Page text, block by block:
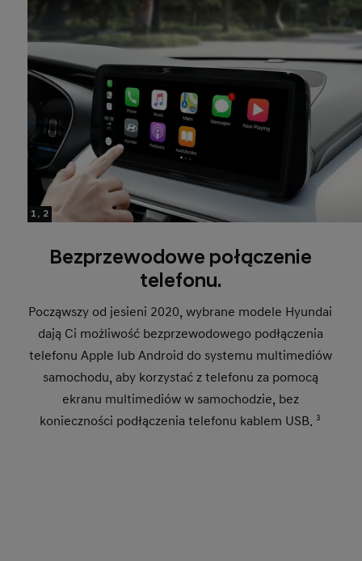
1, 2
Bezprzewodowe połączenie
telefonu.
Począwszy od jesieni 2020, wybrane modele Hyundai
dają Ci możliwość bezprzewodowego podłączenia
telefonu Apple lub Android do systemu multimediów
samochodu, aby korzystać z telefonu za pomocą
ekranu multimediów w samochodzie, bez
konieczności podłączenia telefonu kablem USB. 3